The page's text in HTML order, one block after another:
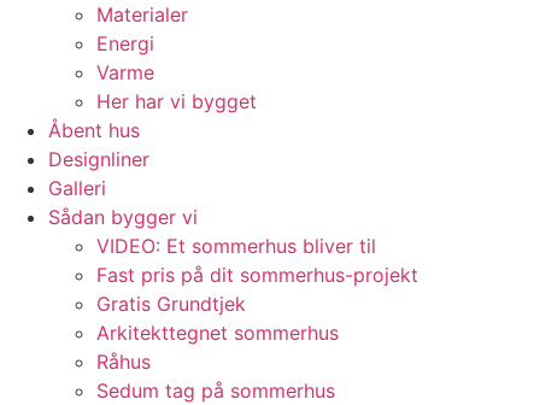
Materialer
Energi
Varme
Her har vi bygget
Åbent hus
Designliner
Galleri
Sådan bygger vi
VIDEO: Et sommerhus bliver til
Fast pris på dit sommerhus-projekt
Gratis Grundtjek
Arkitekttegnet sommerhus
Råhus
Sedum tag på sommerhus